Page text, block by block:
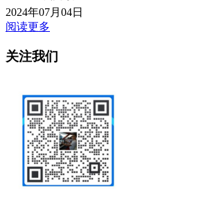
2024年07月04日
阅读更多
关注我们